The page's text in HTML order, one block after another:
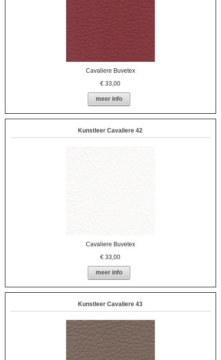
Cavaliere Buvetex
€33,00
meer info
Kunstleer Cavaliere 42
Cavaliere Buvetex
€33,00
meer info
Kunstleer Cavaliere 43